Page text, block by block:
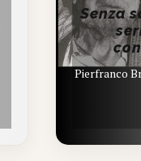
Senza
Pierfranco